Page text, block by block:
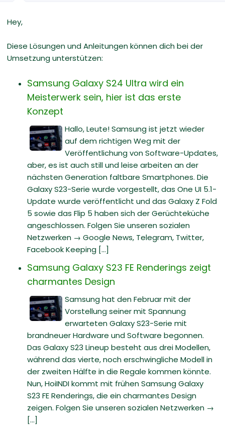
Hey,
Diese Lösungen und Anleitungen können dich bei der
Umsetzung unterstützen:
Samsung Galaxy S24 Ultra wird ein
Meisterwerk sein, hier ist das erste
Konzept
Hallo, Leute! Samsung ist jetzt wieder
auf dem richtigen Weg mit der
Veröffentlichung von Software-Updates,
aber, es ist auch still und leise arbeiten an der
nächsten Generation faltbare Smartphones. Die
Galaxy S23-Serie wurde vorgestellt, das One UI 5.1-
Update wurde veröffentlicht und das Galaxy Z Fold
5 sowie das Flip 5 haben sich der Gerüchteküche
angeschlossen. Folgen Sie unseren sozialen
Netzwerken → Google News, Telegram, Twitter,
Facebook Keeping [...]
Samsung Galaxy S23 FE Renderings zeigt
charmantes Design
Samsung hat den Februar mit der
Vorstellung seiner mit Spannung
erwarteten Galaxy S23-Serie mit
brandneuer Hardware und Software begonnen.
Das Galaxy S23 Lineup besteht aus drei Modellen,
während das vierte, noch erschwingliche Modell in
der zweiten Hälfte in die Regale kommen könnte.
Nun, HoiINDI kommt mit frühen Samsung Galaxy
S23 FE Renderings, die ein charmantes Design
zeigen. Folgen Sie unseren sozialen Netzwerken →
[...]